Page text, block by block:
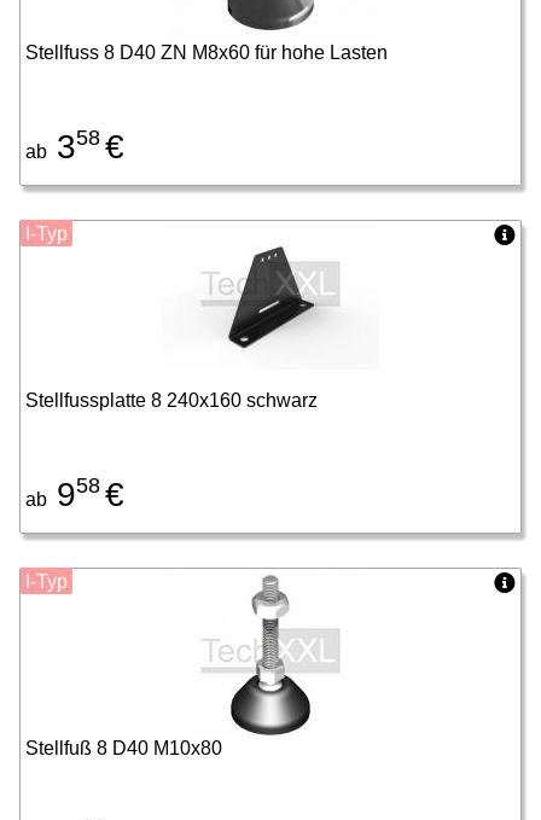
Stellfuss 8 D40 ZN M8x60 für hohe Lasten
ab 358 €
Stellfussplatte 8 240x160 schwarz
ab 958 €
I-Typ
Stellfuß 8 D40 M10x80
I-Typ